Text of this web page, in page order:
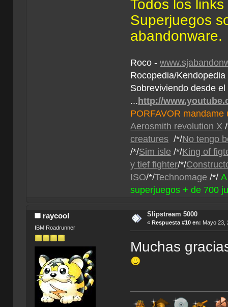
Todos los
Superjuegos
abandonware.
Roco -
Rocopedia/Kendopedia
Sobreviviendo desde
... http://
PORFAVOR
Aerosmith revolution X
creatures /*/No tengo
/*/Sim isle /*/King of
y tief fighter/*/
ISO/*/Technomage/*/
superjuegos + de 700
raycool
IBM Roadrunner
Slipstream 5000
« Respuesta #10 en: Mayo 23,
Muchas